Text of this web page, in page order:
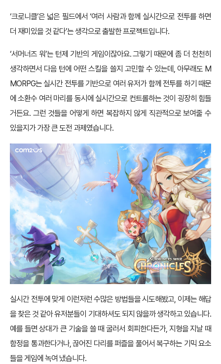
‘크로니클’은 넓은 필드에서 ‘여러 사람과 함께 실시간으로 전투를 하면
더 재미있을 것 같다’는 생각으로 출발한 프로젝트입니다.
‘서머너즈 워’는 턴제 기반의 게임이잖아요. 그렇기 때문에 좀 더 천천히
생각하면서 다음 턴에 어떤 스킬을 쓸지 고민할 수 있는데, 아무래도 M
MORPG는 실시간 전투를 기반으로 여러 유저가 함께 전투를 하기 때문
에 소환수 여러 마리를 동시에 실시간으로 컨트롤하는 것이 굉장히 힘들
거든요. 그런 것들을 어떻게 하면 복잡하지 않게 직관적으로 보여줄 수
있을지가 가장 큰 도전 과제였습니다.
실시간 전투에 맞게 이런저런 수많은 방법들을 시도해봤고, 이제는 해답
을 찾은 것 같아 유저분들이 기대하셔도 되지 않을까 생각하고 있습니다.
예를 들면 상대가 큰 기술을 쓸 때 굴러서 회피한다든가, 지형을 지날 때
함정을 통과한다거나, 끊어진 다리를 퍼즐을 풀어서 복구하는 기믹 요소
들을 게임에 녹여 냈습니다.